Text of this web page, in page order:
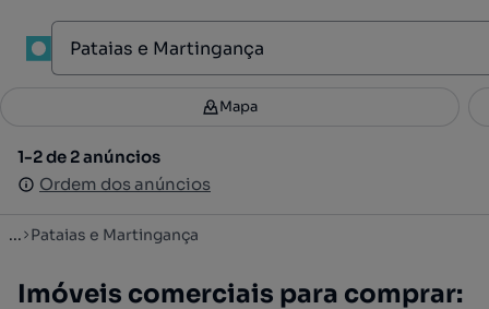
Filtros 2
1-2 de 2 anúncios
Ordem dos anúncios
Mapa
1-2 de 2 anúncios
Ordem dos anúncios
... Pataias e Martingança
Imóveis comerciais para comprar: